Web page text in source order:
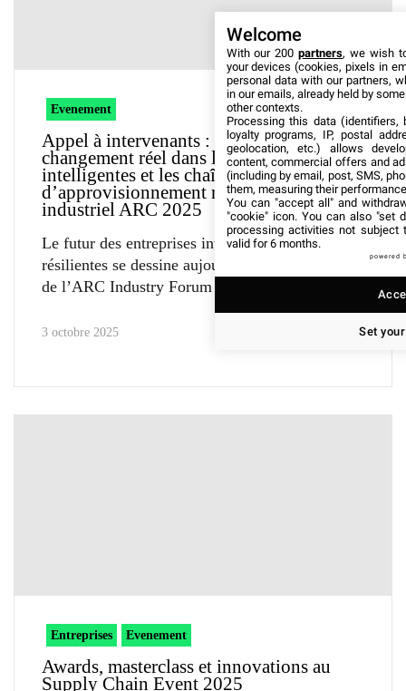
Evenement
Appel à intervenants : Prêts à stimuler un
changement réel dans les opérations
intelligentes et les chaînes
d’approvisionnement résilientes – Forum
industriel ARC 2025
Le futur des entreprises intelligentes et
résilientes se dessine aujourd’hui.À l’approche
de l’ARC Industry Forum
3 octobre 2025
Entreprises Evenement
Awards, masterclass et innovations au
Supply Chain Event 2025
Welcome
With our 200partners, we wish
your devices (cookies, pixels in
personal data with our partners,
in our emails, already held by
other contexts.
Processing this data (identifiers,
loyalty programs, IP, postal
geolocation, etc.) allows
content, commercial offers and
(including by email, post, SMS,
them, measuring their
You can "accept all" and
"cookie" icon. You can also "set
processing activities not subject
valid for 6 months.
powered
Set